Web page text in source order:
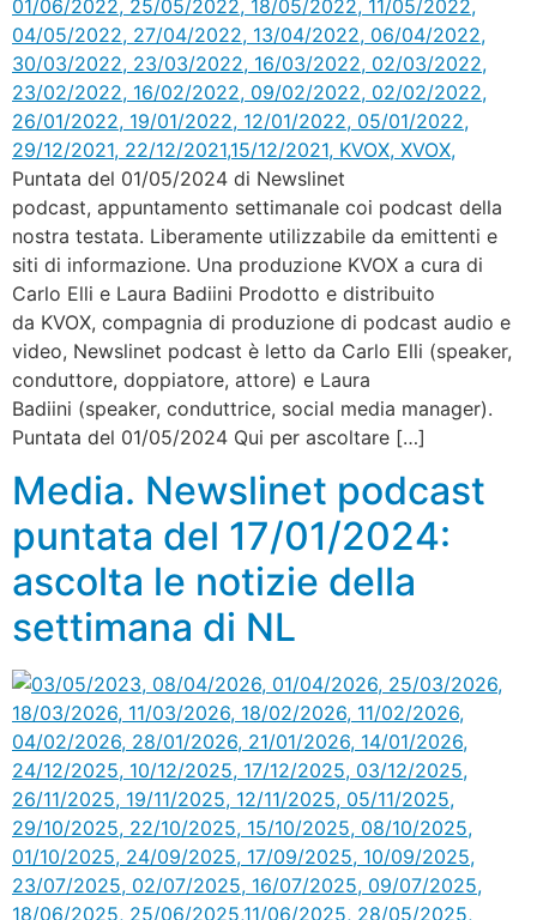
Puntata del 01/05/2024 di Newslinet
podcast, appuntamento settimanale coi podcast della
nostra testata. Liberamente utilizzabile da emittenti e
siti di informazione. Una produzione KVOX a cura di
Carlo Elli e Laura Badiini Prodotto e distribuito
da KVOX, compagnia di produzione di podcast audio e
video, Newslinet podcast è letto da Carlo Elli (speaker,
conduttore, doppiatore, attore) e Laura
Badiini (speaker, conduttrice, social media manager).
Puntata del 01/05/2024 Qui per ascoltare […]
Media. Newslinet podcast
puntata del 17/01/2024:
ascolta le notizie della
settimana di NL